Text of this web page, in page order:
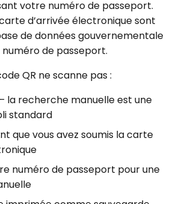
votre numéro de passeport.
d’arrivée électronique sont
de données gouvernementale
de passeport.
QR ne scanne pas :
la recherche manuelle est une
standard
que vous avez soumis la carte
numéro de passeport pour une